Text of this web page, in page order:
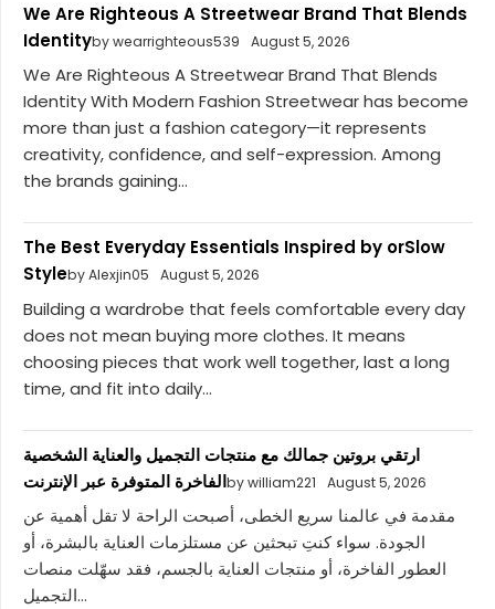
We Are Righteous A Streetwear Brand That Blends
Identityby wearrighteous539 August 5, 2026
We Are Righteous A Streetwear Brand That Blends
Identity With Modern Fashion Streetwear has become
more than just a fashion category—it represents
creativity, confidence, and self-expression. Among
the brands gaining...
The Best Everyday Essentials Inspired by orSlow
Styleby Alexjin05 August 5, 2026
Building a wardrobe that feels comfortable every day
does not mean buying more clothes. It means
choosing pieces that work well together, last a long
time, and fit into daily...
ارتقي بروتين جمالك مع منتجات التجميل والعناية الشخصية
الفاخرة المتوفرة عبر الإنترنتby william221 August 5, 2026
مقدمة في عالمنا سريع الخطى، أصبحت الراحة لا تقل أهمية عن
الجودة. سواء كنتِ تبحثين عن مستلزمات العناية بالبشرة، أو
العطور الفاخرة، أو منتجات العناية بالجسم، فقد سهّلت منصات
التجميل...